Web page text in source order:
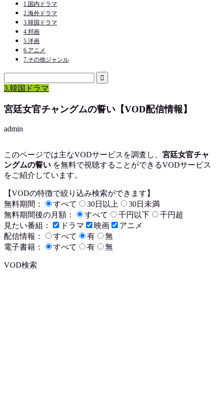
1.国内ドラマ
2.海外ドラマ
3.韓国ドラマ
4.邦画
5.洋画
6.アニメ
7.その他ジャンル
3.韓国ドラマ
宮廷女官チャングムの誓い【VOD配信情報】
admin
このページでは主なVODサービスを調査し、 宮廷女官チャ
ングムの誓い を無料で視聴することができるVODサービス
をご紹介しています。
【VODの特徴で絞り込み検索ができます】
無料期間：
すべて 30日以上
30日未満
無料期間後の月額：
すべて 千円以下
千円超
見たい番組：
ドラマ 映画
アニメ
配信情報：
すべて 有
無
電子書籍：
すべて 有 無
VOD検索